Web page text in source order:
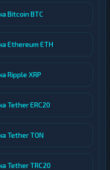
Bitcoin BTC
Ethereum ETH
Ripple XRP
Tether ERC20
Tether TON
Tether TRC20